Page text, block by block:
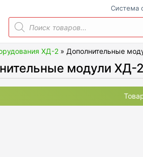
Cистема
пивоварения
Поиск
товаров
ХД-2 » Дополнительные
модули ХД-2